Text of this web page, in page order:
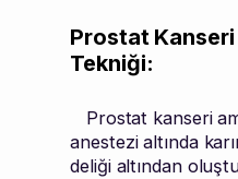
Prostat Kanseri
Tekniği:
Prostat kanseri
anestezi altında
deliği altından